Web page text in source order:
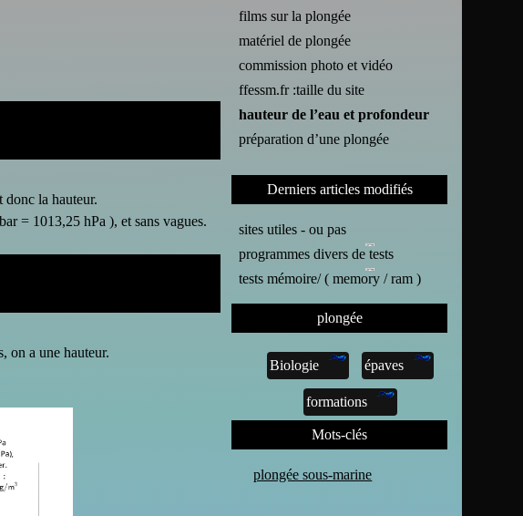
la hauteur.
= 1013,25 hPa ), et sans vagues.
on a une hauteur.
films sur la plongée
matériel de plongée
commission photo et vidéo
ffessm.fr :taille du site
hauteur de l’eau et profondeur
préparation d’une plongée
Derniers articles modifiés
sites utiles - ou pas
programmes divers de tests
tests mémoire/ ( memory / ram )
plongée
Biologie épaves
formations
Mots-clés
plongée sous-marine